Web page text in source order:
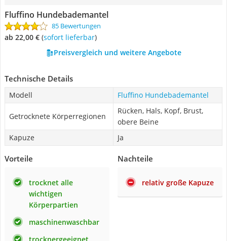
Fluffino Hundebademantel
85 Bewertungen
ab 22,00 € ( Sofort lieferbar)
Preisvergleich und weitere Angebote
Technische Details
Modell Fluffino Hundebademantel
Getrocknete Körperregionen
Rücken, Hals, Kopf, Brust,
obere Beine
Kapuze
Ja
Vorteile
trocknet alle
wichtigen
Körperpartien
maschinenwaschbar
Nachteile
relativ große Kapuze